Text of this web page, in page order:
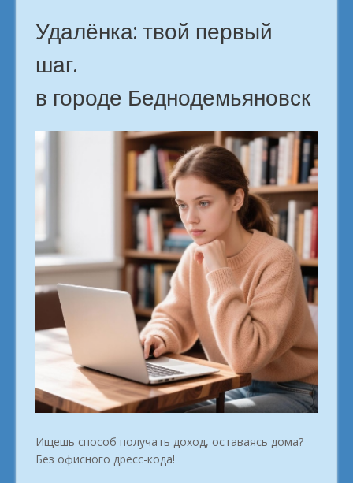
Удалёнка: твой первый
шаг.
в городе Беднодемьяновск
Ищешь способ получать доход, оставаясь дома?
Без офисного дресс-кода!